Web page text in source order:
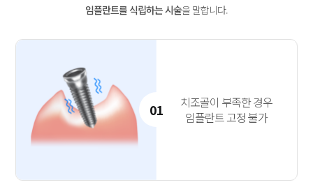
임플란트를 식립하는 시술을 말합니다.
01
치조골이 부족한 경우
임플란트 고정 불가